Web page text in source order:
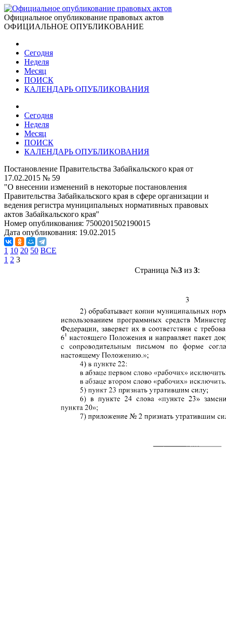
Официальное опубликование правовых актов
ОФИЦИАЛЬНОЕ ОПУБЛИКОВАНИЕ
Сегодня
Неделя
Месяц
ПОИСК
КАЛЕНДАРЬ ОПУБЛИКОВАНИЯ
Сегодня
Неделя
Месяц
ПОИСК
КАЛЕНДАРЬ ОПУБЛИКОВАНИЯ
Постановление Правительства Забайкальского края от
17.02.2015 № 59
"О внесении изменений в некоторые постановления
Правительства Забайкальского края в сфере организации и
ведения регистра муниципальных нормативных правовых
актов Забайкальского края"
Номер опубликования: 7500201502190015
Дата опубликования: 19.02.2015
1 10 20 50 ВСЕ
1 2 3
Страница №3из 3: